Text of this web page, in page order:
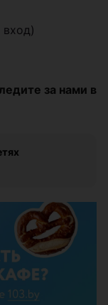
за нами в